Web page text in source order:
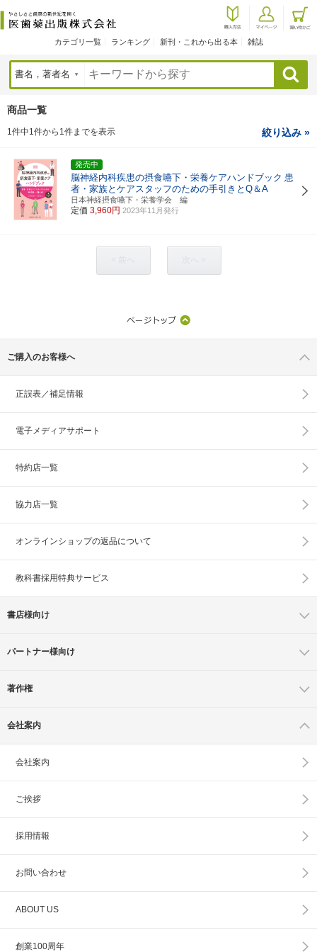
カテゴリ一覧 ランキング 新刊・これから出る本 雑誌
検索
商品一覧
1件中1件から1件までを表示 絞り込み »
発売中
脳神経内科疾患の摂食嚥下・栄養ケアハンドブック 患
者・家族とケアスタッフのための手引きとQ＆A
日本神経摂食嚥下・栄養学会 編
定価 3,960円 2023年11月発行
ご購入のお客様へ
正誤表／補足情報
電子メディアサポート
特約店一覧
協力店一覧
オンラインショップの返品について
教科書採用特典サービス
書店様向け
パートナー様向け
著作権
会社案内
会社案内
ご挨拶
採用情報
お問い合わせ
ABOUT US
創業100周年